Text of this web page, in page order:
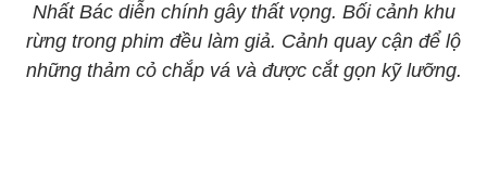
Nhất Bác diễn chính gây thất vọng. Bối cảnh khu
rừng trong phim đều làm giả. Cảnh quay cận để lộ
những thảm cỏ chắp vá và được cắt gọn kỹ lưỡng.